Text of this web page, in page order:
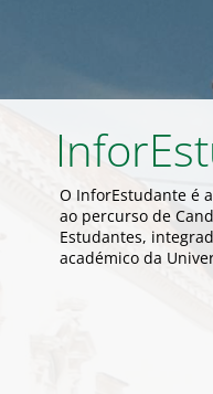
O InforEstudante é
ao percurso de
Estudantes,
académico da